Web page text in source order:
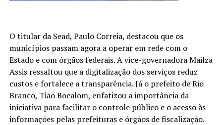
O titular da Sead, Paulo Correia, destacou que os
municípios passam agora a operar em rede com o
Estado e com órgãos federais. A vice-governadora Mailza
Assis ressaltou que a digitalização dos serviços reduz
custos e fortalece a transparência. Já o prefeito de Rio
Branco, Tião Bocalom, enfatizou a importância da
iniciativa para facilitar o controle público e o acesso às
informações pelas prefeituras e órgãos de fiscalização.